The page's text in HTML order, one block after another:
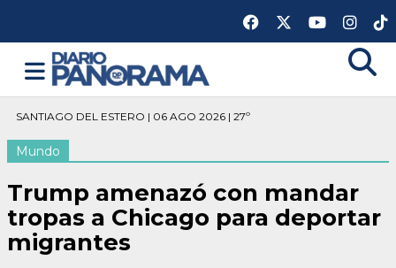
SANTIAGO DEL ESTERO | 06 AGO 2026 | 27º
Mundo
Trump amenazó con mandar
tropas a Chicago para deportar
migrantes